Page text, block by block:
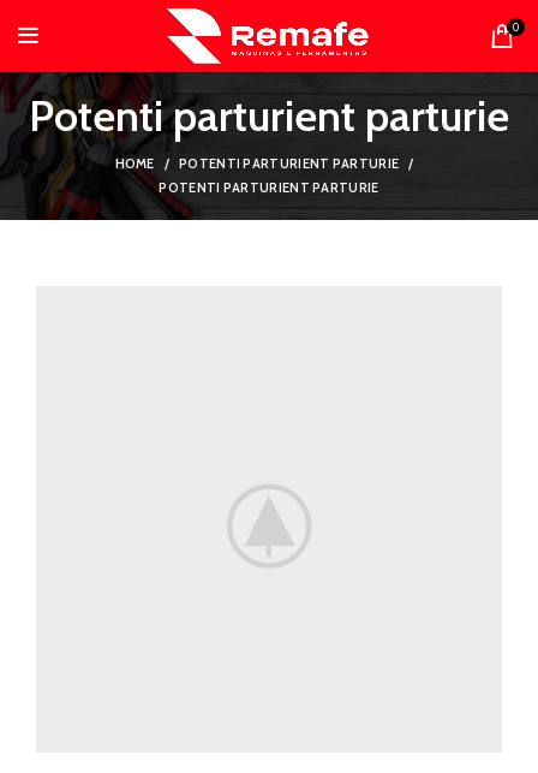
0
Potenti parturient parturie
HOME
POTENTI PARTURIENT PARTURIE
POTENTI PARTURIENT PARTURIE